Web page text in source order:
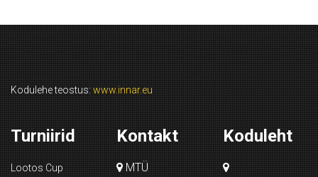
Kodulehe teostus: www.innar.eu
Turniirid
Lootos Cup
Kontakt
MTÜ
Koduleht